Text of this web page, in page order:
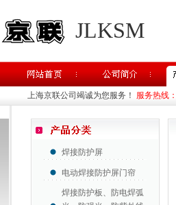
JLKSM
上海京联公司竭诚为您服务！ 服务热线
焊接防护屏
电动焊接防护屏门帘
焊接防护板、防电焊弧